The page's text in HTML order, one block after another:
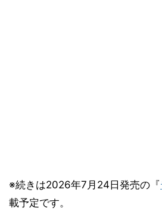
※続きは2026年7月24日発売の『
載予定です。